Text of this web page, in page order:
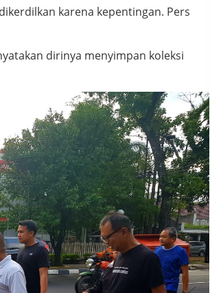
karena kepentingan. Pers
dirinya menyimpan koleksi